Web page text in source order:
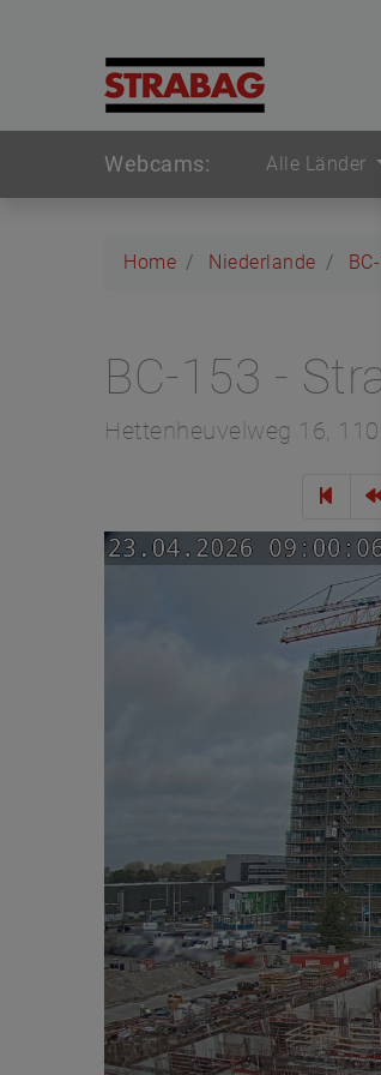
Webcams: Alle Länder
Home Niederlande
BC-153 -
Hettenheuvelweg 16,